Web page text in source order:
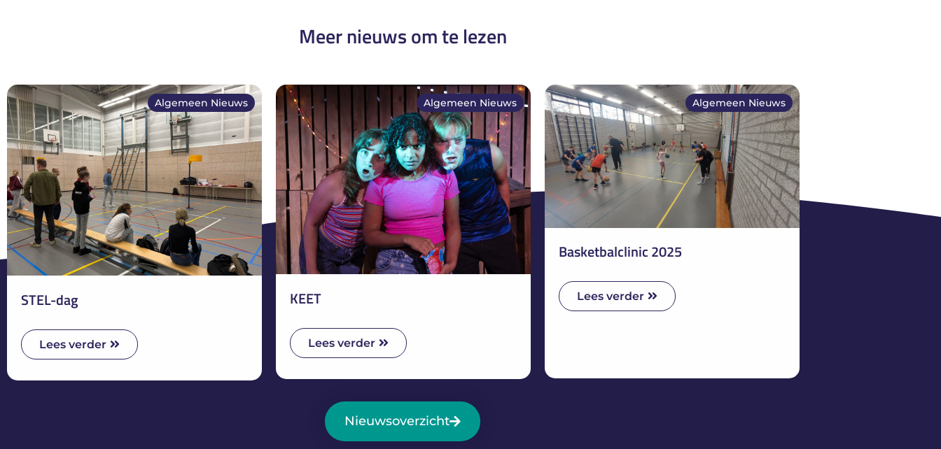
Meer nieuws om te lezen
Algemeen Nieuws
STEL-dag
Lees verder
Algemeen Nieuws
KEET
Lees verder
Algemeen Nieuws
Basketbalclinic 2025
Lees verder
Nieuwsoverzicht